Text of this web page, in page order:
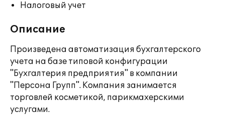
Налоговый учет
Описание
Произведена автоматизация бухгалтерского
учета на базе типовой конфигурации
"Бухгалтерия предприятия" в компании
"Персона Групп". Компания занимается
торговлей косметикой, парикмахерскими
услугами.